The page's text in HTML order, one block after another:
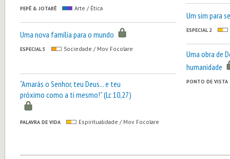
PEPÊ & JOTABÊ Arte / Ética
Um sim para
ESPECIAL 2
Uma nova família para o mundo
ESPECIAL 5 Sociedade / Mov. Focolare
Uma obra de
humanidade
PONTO DE VISTA
“Amarás o Senhor, teu Deus... e teu
próximo como a ti mesmo!” (Lc 10,27)
PALAVRA DE VIDA Espiritualidade / Mov. Focolare